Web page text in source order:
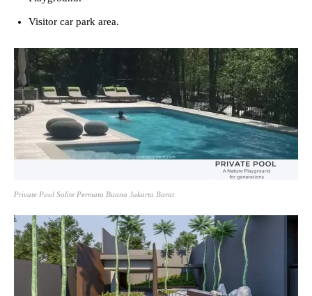
Visitor car park area.
Private Pool Solite Permata Buana Jakarta Barat